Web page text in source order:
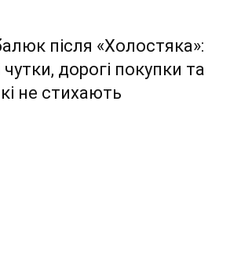
після «Холостяка»:
дорогі покупки та
не стихають